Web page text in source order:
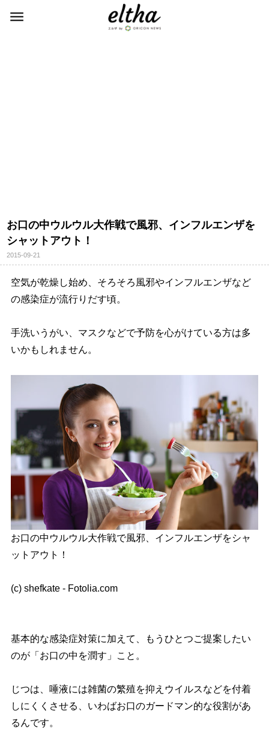
お口の中ウルウル大作戦で風邪、インフルエンザを
シャットアウト！
2015-09-21
空気が乾燥し始め、そろそろ風邪やインフルエンザなど
の感染症が流行りだす頃。
手洗いうがい、マスクなどで予防を心がけている方は多
いかもしれません。
お口の中ウルウル大作戦で風邪、インフルエンザをシャ
ットアウト！
(c) shefkate - Fotolia.com
基本的な感染症対策に加えて、もうひとつご提案したい
のが「お口の中を潤す」こと。
じつは、唾液には雑菌の繁殖を抑えウイルスなどを付着
しにくくさせる、いわばお口のガードマン的な役割があ
るんです。